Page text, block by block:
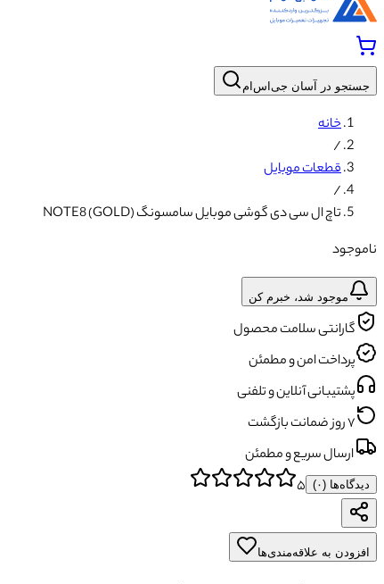
جستجو در آسان جی‌اس‌ام
خانه
/
قطعات موبایل
/
تاچ ال سی دی گوشی موبایل سامسونگ NOTE8 (GOLD)
ناموجود
موجود شد، خبرم کن
گارانتی سلامت محصول
پرداخت امن و مطمئن
پشتیبانی آنلاین و تلفنی
۷ روز ضمانت بازگشت
ارسال سریع و مطمئن
دیدگاه‌ها (۰) ۵
افزودن به علاقه‌مندی‌ها